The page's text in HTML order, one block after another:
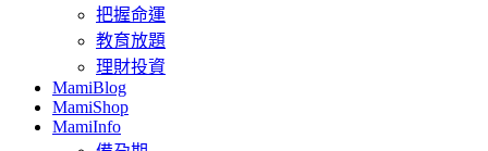
把握命運
教育放題
理財投資
MamiBlog
MamiShop
MamiInfo